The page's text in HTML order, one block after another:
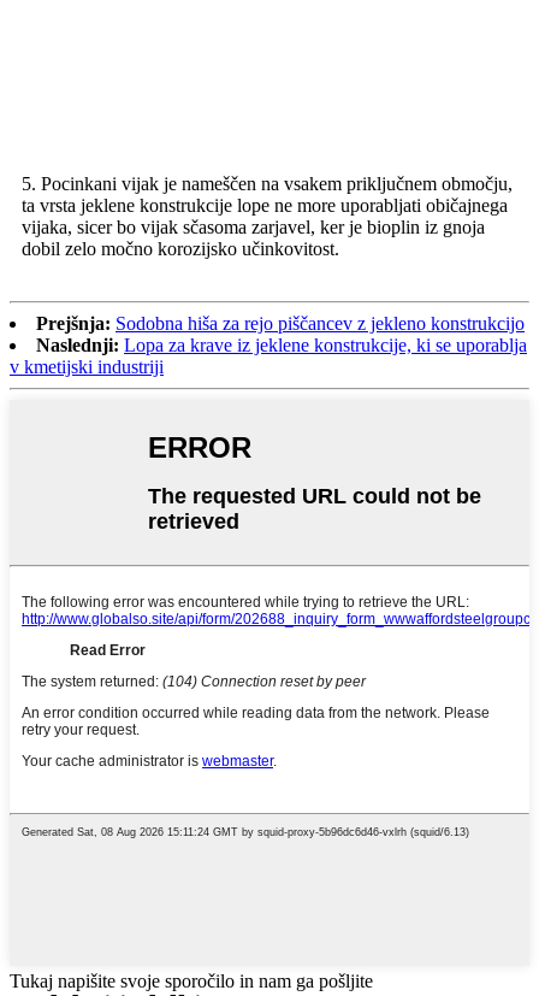
5. Pocinkani vijak je nameščen na vsakem priključnem območju,
ta vrsta jeklene konstrukcije lope ne more uporabljati običajnega
vijaka, sicer bo vijak sčasoma zarjavel, ker je bioplin iz gnoja
dobil zelo močno korozijsko učinkovitost.
Prejšnja: Sodobna hiša za rejo piščancev z jekleno konstrukcijo
Naslednji: Lopa za krave iz jeklene konstrukcije, ki se uporablja
v kmetijski industriji
Tukaj napišite svoje sporočilo in nam ga pošljite